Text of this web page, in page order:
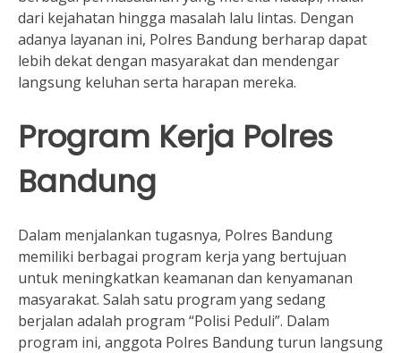
dari kejahatan hingga masalah lalu lintas. Dengan
adanya layanan ini, Polres Bandung berharap dapat
lebih dekat dengan masyarakat dan mendengar
langsung keluhan serta harapan mereka.
Program Kerja Polres
Bandung
Dalam menjalankan tugasnya, Polres Bandung
memiliki berbagai program kerja yang bertujuan
untuk meningkatkan keamanan dan kenyamanan
masyarakat. Salah satu program yang sedang
berjalan adalah program “Polisi Peduli”. Dalam
program ini, anggota Polres Bandung turun langsung